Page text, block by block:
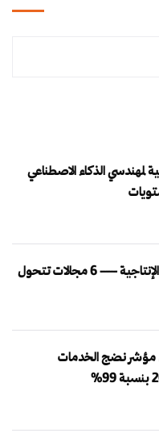
لمهندسي الذكاء الاصطناعي
— 6 مجالات تتحول
في مؤشر نضج الخدمات